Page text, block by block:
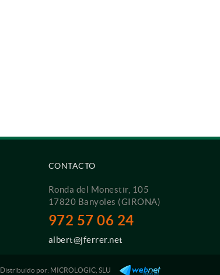
CONTACTO
Ronda del Monestir, 105
17820 Banyoles (GIRONA)
972 57 06 24
albert@jferrer.net
Distribuido por: MICROLOGIC, SLU